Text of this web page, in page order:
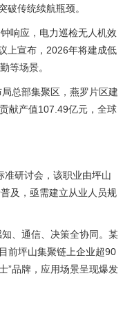
传统续航瓶颈。
响应，电力巡检无人机效
上宣布，2026年将建成低
等场景。
总部集聚区，燕罗片区建
献产值107.49亿元，全球
准研讨会，该职业由坪山
及，亟需建立从业人员规
、通信、决策全协同。某
前坪山集聚链上企业超90
”品牌，应用场景呈现爆发